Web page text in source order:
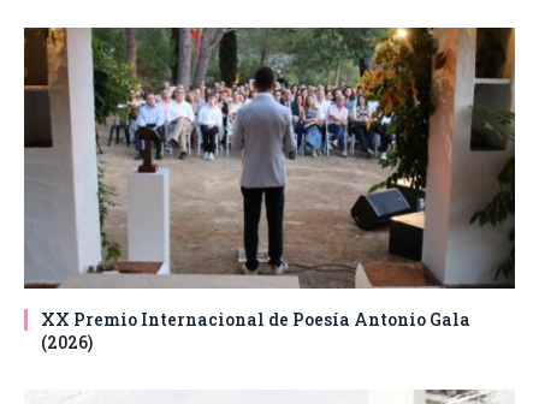
XX Premio Internacional de Poesía Antonio Gala
(2026)